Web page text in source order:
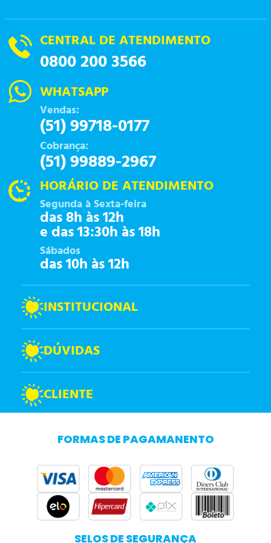
CENTRAL DE ATENDIMENTO
0800 200 3566
WHATSAPP
Vendas:
(51) 99718-0177
Cobrança:
(51) 99889-2967
HORÁRIO DE ATENDIMENTO
Segunda à Sexta-feira
das 8h às 12h
e das 13:30h às 18h
Sábados
das 10h às 12h
INSTITUCIONAL
DÚVIDAS
CLIENTE
FORMAS DE PAGAMANENTO
SELOS DE SEGURANÇA